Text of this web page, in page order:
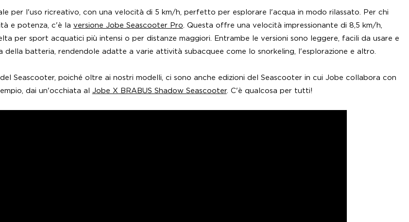
per l'uso ricreativo, con una velocità di 5 km/h, perfetto per esplorare l'acqua in modo rilassato. Per chi
e potenza, c'è la versione Jobe Seascooter Pro . Questa offre una velocità impressionante di 8,5 km/h,
per sport acquatici più intensi o per distanze maggiori. Entrambe le versioni sono leggere, facili da usare e
batteria, rendendole adatte a varie attività subacquee come lo snorkeling, l'esplorazione e altro.
Seascooter, poiché oltre ai nostri modelli, ci sono anche edizioni del Seascooter in cui Jobe collabora con
dai un'occhiata al Jobe X BRABUS Shadow Seascooter. C'è qualcosa per tutti!